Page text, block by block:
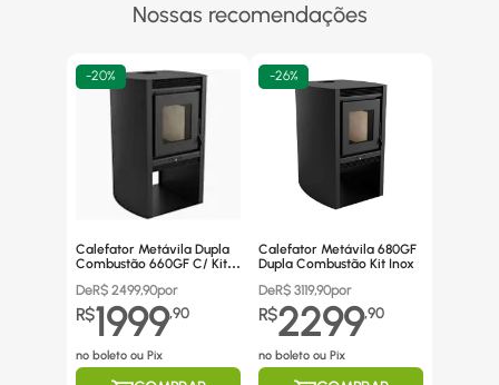
Nossas recomendações
-20%
Calefator Metávila Dupla
Combustão 660GF C/ Kit
DeR$ 2499,90por
R$1999,90
no boleto ou Pix
-26%
Calefator Metávila 680GF
Dupla Combustão Kit Inox
DeR$ 3119,90por
R$2299,90
no boleto ou Pix